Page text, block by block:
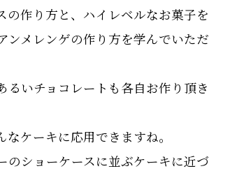
作り方と、ハイレベルなお菓子を
ンメレンゲの作り方を学んでいただ
いチョコレートも各自お作り頂き
ケーキに応用できますね。
のショーケースに並ぶケーキに近づ